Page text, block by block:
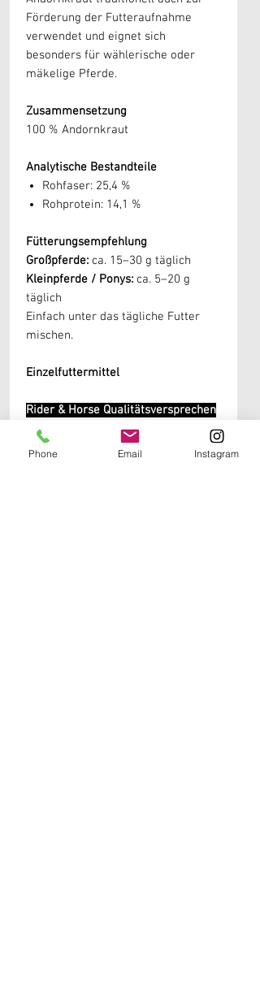
Förderung der Futteraufnahme
verwendet und eignet sich
besonders für wählerische oder
mäkelige Pferde.
Zusammensetzung
100 % Andornkraut
Analytische Bestandteile
Rohfaser: 25,4 %
Rohprotein: 14,1 %
Fütterungsempfehlung
Großpferde: ca. 15–30 g täglich
Kleinpferde / Ponys: ca. 5–20 g
täglich
Einfach unter das tägliche Futter
mischen.
Einzelfuttermittel
Rider & Horse Qualitätsversprechen
✔ 100 % reines Andornkraut
✔ Ohne künstliche Zusätze
Phone Email Instagram